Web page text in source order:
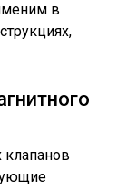
в
клапанов